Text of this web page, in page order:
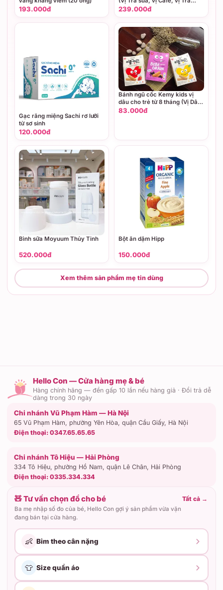
193.000đ
xanh)
239.000đ
Gạc răng miệng Sachi rơ lưỡi
từ sơ sinh
120.000đ
Bánh ngũ cốc Kemy kids vị
dâu cho trẻ từ 8 tháng (Vị Dâu,
vị Phô mai, vị Việt quất)
83.000đ
Bình sữa Moyuum Thủy Tinh
520.000đ
Bột ăn dặm Hipp
150.000đ
Xem thêm sản phẩm mẹ tin dùng
Hello Con — Cửa hàng mẹ & bé
Hàng chính hãng — đền gấp 10 lần nếu hàng giả · Đổi trả dễ
dàng trong 30 ngày
Chi nhánh Vũ Phạm Hàm — Hà Nội
65 Vũ Phạm Hàm, phường Yên Hòa, quận Cầu Giấy, Hà Nội
Điện thoại: 0347.65.65.65
Chi nhánh Tô Hiệu — Hải Phòng
334 Tô Hiệu, phường Hồ Nam, quận Lê Chân, Hải Phòng
Điện thoại: 0335.334.334
🧸 Tư vấn chọn đồ cho bé
Ba mẹ nhập số đo của bé, Hello Con gợi ý sản phẩm vừa vặn
đang bán tại cửa hàng.
Tất cả →
👶 Bỉm theo cân nặng
👕 Size quần áo